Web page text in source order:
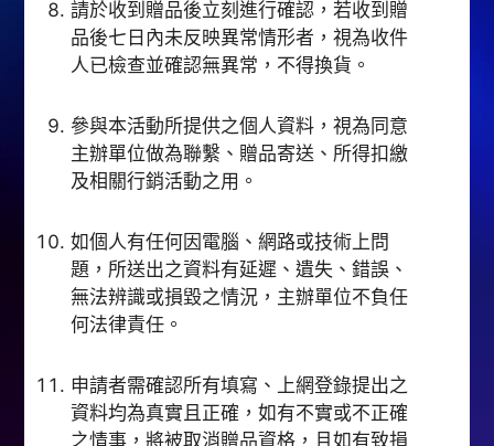
請於收到贈品後立刻進行確認，若收到贈
品後七日內未反映異常情形者，視為收件
人已檢查並確認無異常，不得換貨。
參與本活動所提供之個人資料，視為同意
主辦單位做為聯繫、贈品寄送、所得扣繳
及相關行銷活動之用。
如個人有任何因電腦、網路或技術上問
題，所送出之資料有延遲、遺失、錯誤、
無法辨識或損毀之情況，主辦單位不負任
何法律責任。
申請者需確認所有填寫、上網登錄提出之
資料均為真實且正確，如有不實或不正確
之情事，將被取消贈品資格，且如有致損